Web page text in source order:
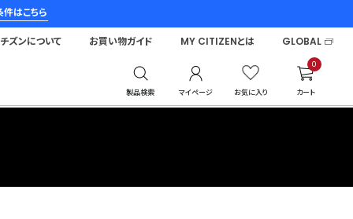
はこちら
製品検索 マイページ お気に入り
0
カート
ズンについて お買い物ガイド MY CITIZENとは GLOBAL